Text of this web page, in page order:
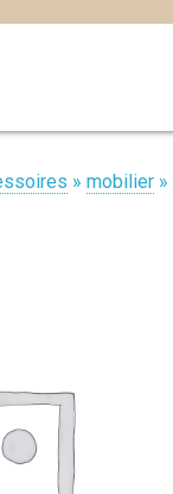
» mobilier »